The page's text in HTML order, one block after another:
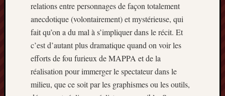
relations entre personnages de façon totalement
anecdotique (volontairement) et mystérieuse, qui
fait qu’on a du mal à s’impliquer dans le récit. Et
c’est d’autant plus dramatique quand on voir les
efforts de fou furieux de MAPPA et de la
réalisation pour immerger le spectateur dans le
milieu, que ce soit par les graphismes ou les outils,